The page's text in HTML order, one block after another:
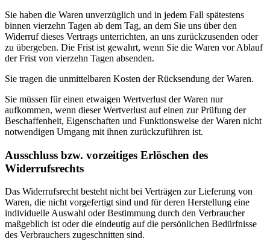
Sie haben die Waren unverzüglich und in jedem Fall spätestens
binnen vierzehn Tagen ab dem Tag, an dem Sie uns über den
Widerruf dieses Vertrags unterrichten, an uns zurückzusenden oder
zu übergeben. Die Frist ist gewahrt, wenn Sie die Waren vor Ablauf
der Frist von vierzehn Tagen absenden.
Sie tragen die unmittelbaren Kosten der Rücksendung der Waren.
Sie müssen für einen etwaigen Wertverlust der Waren nur
aufkommen, wenn dieser Wertverlust auf einen zur Prüfung der
Beschaffenheit, Eigenschaften und Funktionsweise der Waren nicht
notwendigen Umgang mit ihnen zurückzuführen ist.
Ausschluss bzw. vorzeitiges Erlöschen des
Widerrufsrechts
Das Widerrufsrecht besteht nicht bei Verträgen zur Lieferung von
Waren, die nicht vorgefertigt sind und für deren Herstellung eine
individuelle Auswahl oder Bestimmung durch den Verbraucher
maßgeblich ist oder die eindeutig auf die persönlichen Bedürfnisse
des Verbrauchers zugeschnitten sind.